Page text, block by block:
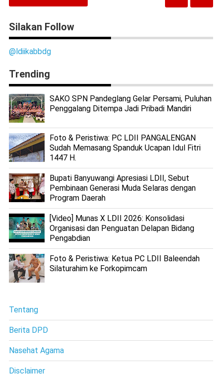
Silakan Follow
@ldiikabbdg
Trending
SAKO SPN Pandeglang Gelar Persami, Puluhan
Penggalang Ditempa Jadi Pribadi Mandiri
Foto & Peristiwa: PC LDII PANGALENGAN
Sudah Memasang Spanduk Ucapan Idul Fitri
1447 H.
Bupati Banyuwangi Apresiasi LDII, Sebut
Pembinaan Generasi Muda Selaras dengan
Program Daerah
[Video] Munas X LDII 2026: Konsolidasi
Organisasi dan Penguatan Delapan Bidang
Pengabdian
Foto & Peristiwa: Ketua PC LDII Baleendah
Silaturahim ke Forkopimcam
Tentang
Berita DPD
Nasehat Agama
Disclaimer